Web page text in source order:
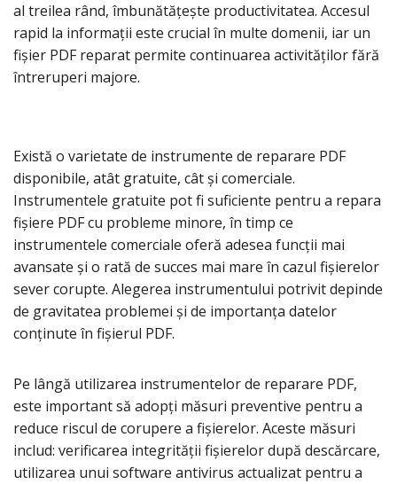
al treilea rând, îmbunătățește productivitatea. Accesul
rapid la informații este crucial în multe domenii, iar un
fișier PDF reparat permite continuarea activităților fără
întreruperi majore.
Există o varietate de instrumente de reparare PDF
disponibile, atât gratuite, cât și comerciale.
Instrumentele gratuite pot fi suficiente pentru a repara
fișiere PDF cu probleme minore, în timp ce
instrumentele comerciale oferă adesea funcții mai
avansate și o rată de succes mai mare în cazul fișierelor
sever corupte. Alegerea instrumentului potrivit depinde
de gravitatea problemei și de importanța datelor
conținute în fișierul PDF.
Pe lângă utilizarea instrumentelor de reparare PDF,
este important să adopți măsuri preventive pentru a
reduce riscul de corupere a fișierelor. Aceste măsuri
includ: verificarea integrității fișierelor după descărcare,
utilizarea unui software antivirus actualizat pentru a